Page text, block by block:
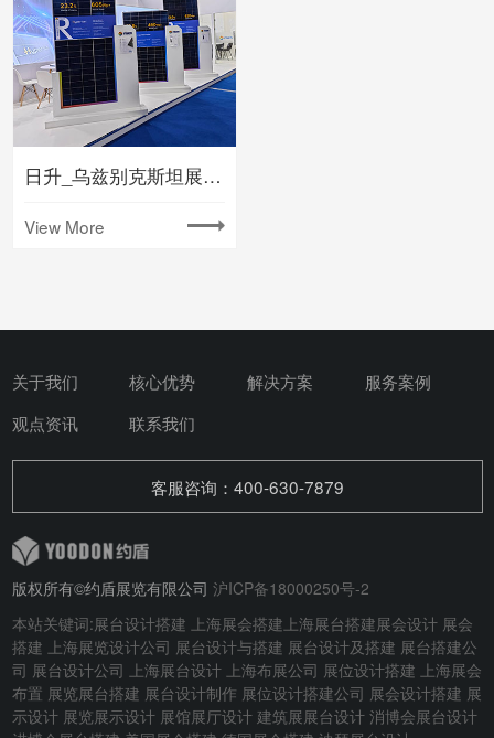
日升_乌兹别克斯坦展台搭建
View More
关于我们 核心优势 解决方案
服务案例
观点资讯
联系我们
客服咨询：400-630-7879
版权所有©约盾展览有限公司 沪ICP备18000250号-2
本站关键词:展台设计搭建 上海展会搭建 上海展台搭建展会设计 展会
搭建 上海展览设计公司 展台设计与搭建 展台设计及搭建 展台搭建公
司 展台设计公司 上海展台设计 上海布展公司 展位设计搭建 上海展会
布置 展览展台搭建 展台设计制作 展位设计搭建公司 展会设计搭建 展
示设计 展览展示设计 展馆展厅设计 建筑展展台设计 消博会展台设计